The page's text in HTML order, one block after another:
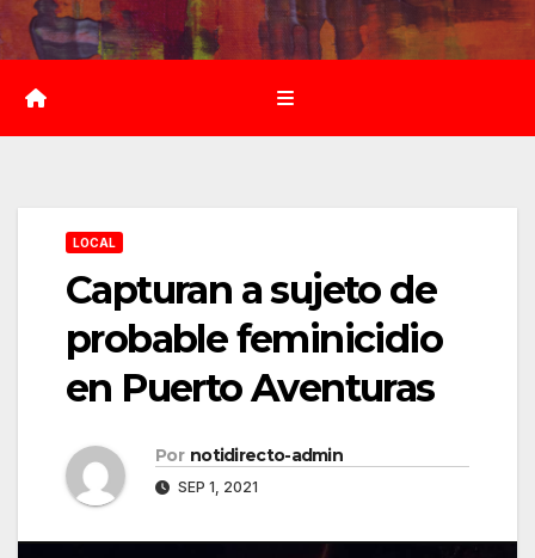
Saltar
al
contenido
LOCAL
Capturan a sujeto de
probable feminicidio
en Puerto Aventuras
Por notidirecto-admin
SEP 1, 2021